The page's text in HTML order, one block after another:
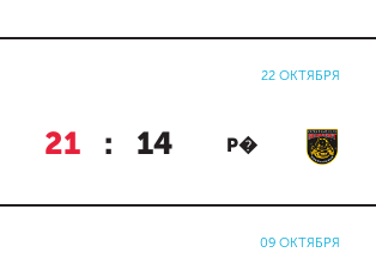
22 ОКТЯБРЯ
21 : 14 Р�
09 ОКТЯБРЯ